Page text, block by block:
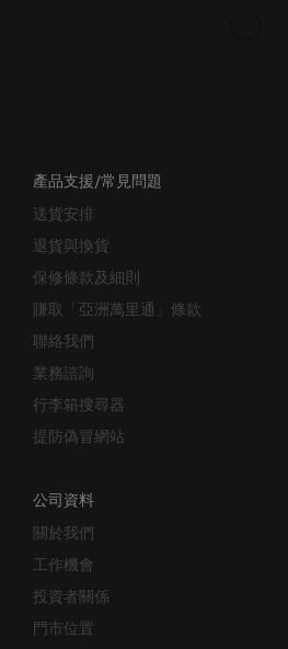
產品支援/常見問題
送貨安排
退貨與換貨
保修條款及細則
賺取「亞洲萬里通」條款
聯絡我們
業務諮詢
行李箱搜尋器
提防偽冒網站
公司資料
關於我們
工作機會
投資者關係
門市位置